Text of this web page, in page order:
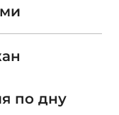
по дну